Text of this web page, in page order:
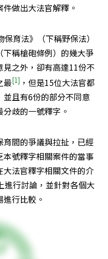
做出大法官解釋。
育法》（下稱野保法）
稱槍砲條例）的幾大爭
之外，卻有高達11份不
最[1] ，但是15位大法官都
且有6份的部分不同意
歧的一號釋字。
間的爭議與拉扯，已經
號釋字相關案件的當事
法官釋字相關文件的介
進行討論，並針對各個大
行比較。